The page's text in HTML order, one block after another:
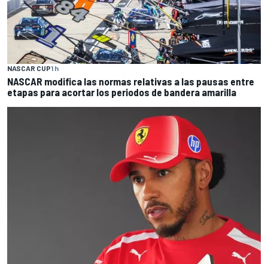
NASCAR CUP1 h
NASCAR modifica las normas relativas a las pausas entre
etapas para acortar los periodos de bandera amarilla